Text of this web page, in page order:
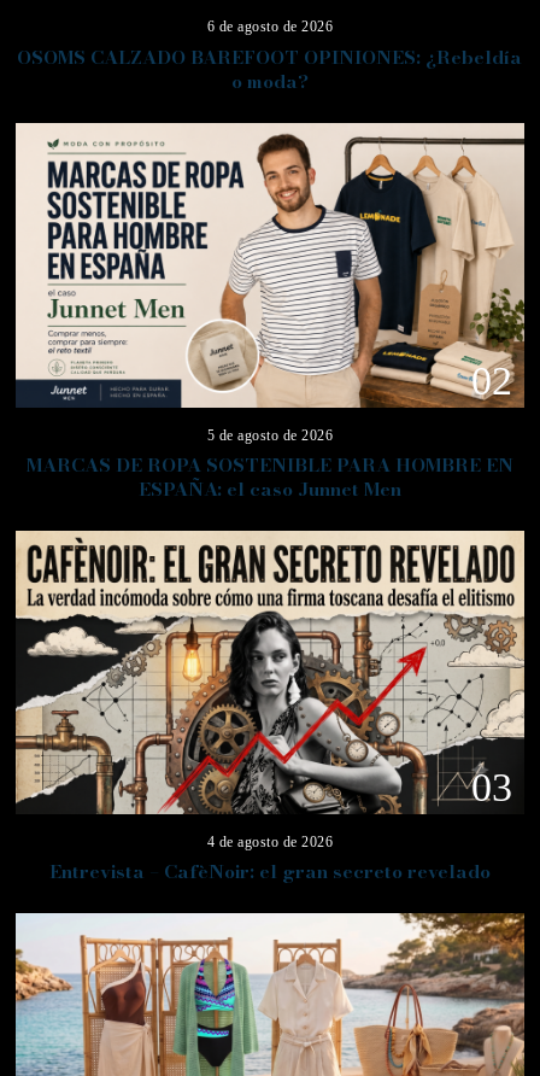
6 de agosto de 2026
OSOMS CALZADO BAREFOOT OPINIONES: ¿Rebeldía
o moda?
02
5 de agosto de 2026
MARCAS DE ROPA SOSTENIBLE PARA HOMBRE EN
ESPAÑA: el caso Junnet Men
03
4 de agosto de 2026
Entrevista – CafèNoir: el gran secreto revelado